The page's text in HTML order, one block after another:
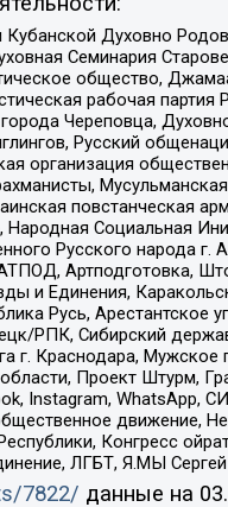
Духовно
Семинария
общество,
рабочая
Череповца,
Русский
организация
повстанческая
Социальная
Русского народа
Артподготовка,
и Единения,
Русь,
РПК, Сибирский
г. Краснодара,
Проект Штурм,
Instagram, WhatsApp,
Конгресс
ЛГБТ, Я.МЫ
7822/ данные на